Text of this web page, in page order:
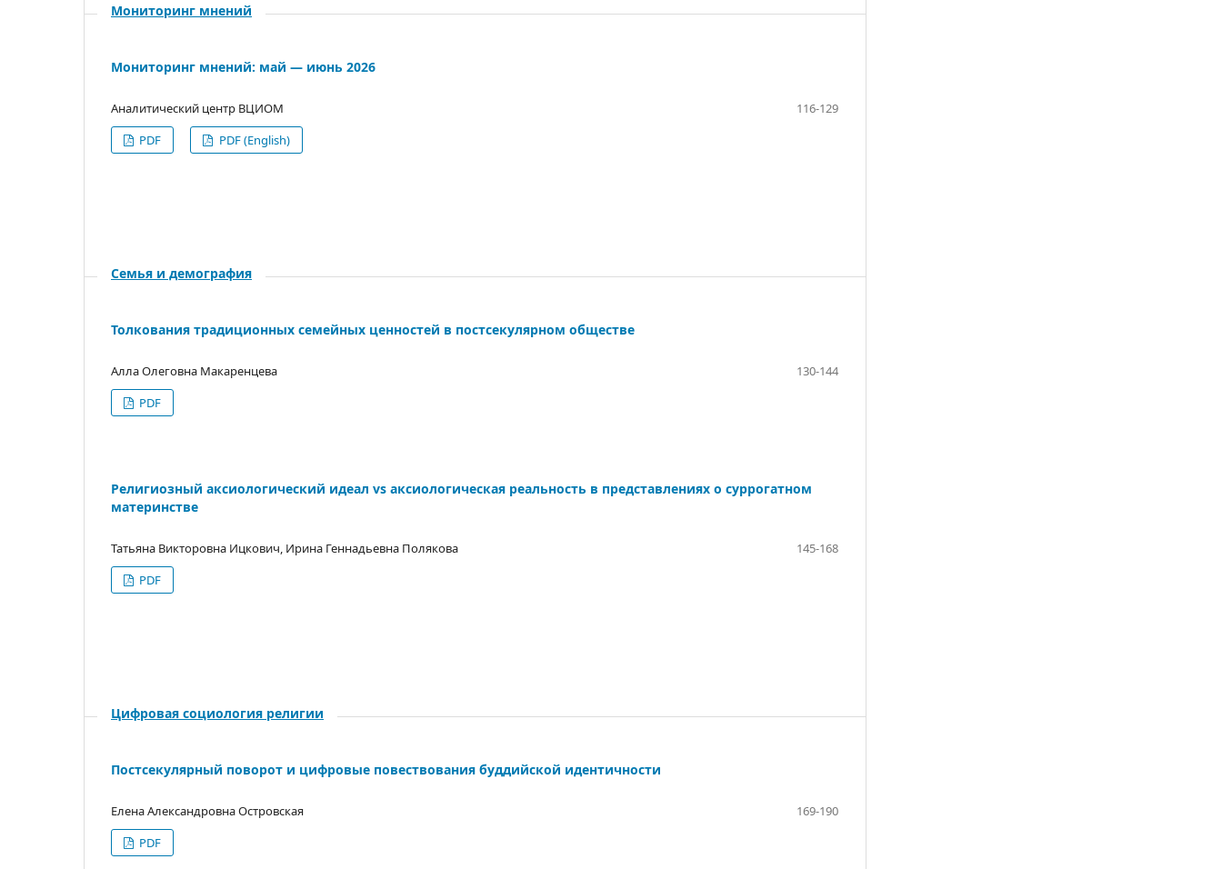
Мониторинг мнений
Мониторинг мнений: май — июнь 2026
Аналитический центр ВЦИОМ
116-129
PDF
PDF (English)
Семья и демография
Толкования традиционных семейных ценностей в постсекулярном обществе
Алла Олеговна Макаренцева
130-144
PDF
Религиозный аксиологический идеал vs аксиологическая реальность в представлениях о суррогатном
материнстве
Татьяна Викторовна Ицкович, Ирина Геннадьевна Полякова
145-168
PDF
Цифровая социология религии
Постсекулярный поворот и цифровые повествования буддийской идентичности
Елена Александровна Островская
169-190
PDF